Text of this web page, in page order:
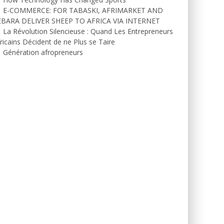
E-COMMERCE: FOR TABASKI, AFRIMARKET AND
DELIVER SHEEP TO AFRICA VIA INTERNET
La Révolution Silencieuse : Quand Les Entrepreneurs
Décident de ne Plus se Taire
Génération afropreneurs